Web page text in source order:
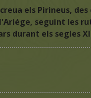
els Pirineus, des
seguint les
durant els segles